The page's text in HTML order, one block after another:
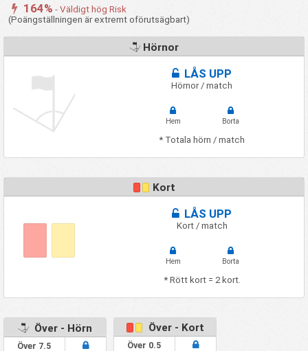
164% - Väldigt hög Risk
(Poängställningen är extremt oförutsägbart)
Hörnor
LÅS UPP
Hörnor / match
Hem Borta
* Totala hörn / match
Kort
LÅS UPP
Kort / match
Hem Borta
* Rött kort = 2 kort.
Över - Hörn
Över 7.5
Över - Kort
Över 0.5